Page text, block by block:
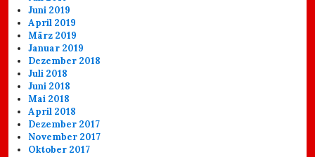
Juni 2019
April 2019
März 2019
Januar 2019
Dezember 2018
Juli 2018
Juni 2018
Mai 2018
April 2018
Dezember 2017
November 2017
Oktober 2017